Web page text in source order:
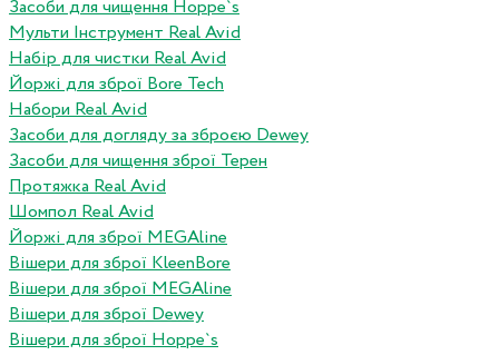
Засоби для чищення Hoppe`s
Мульти Інструмент Real Avid
Набір для чистки Real Avid
Йоржі для зброї Bore Tech
Набори Real Avid
Засоби для догляду за зброєю Dewey
Засоби для чищення зброї Терен
Протяжка Real Avid
Шомпол Real Avid
Йоржі для зброї MEGAline
Вішери для зброї KleenBore
Вішери для зброї MEGAline
Вішери для зброї Dewey
Вішери для зброї Hoppe`s